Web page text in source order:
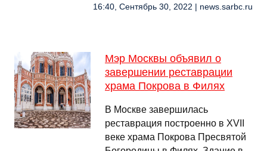
16:40, Сентябрь 30, 2022 | news.sarbc.ru
Мэр Москвы объявил о
завершении реставрации
храма Покрова в Филях
В Москве завершилась
реставрация построенно в XVII
веке храма Покрова Пресвятой